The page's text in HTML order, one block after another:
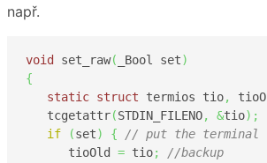
např.
void set_raw( _Bool set)
{
static struct termios tio,
   tcgetattr
(STDIN_FILENO, &tio) ;
if
(set) {
// put the terminal
      tioOld
= tio;
//backup